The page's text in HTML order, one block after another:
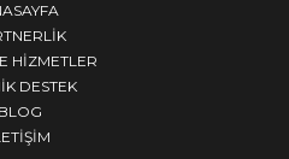
HİZMETLER
DESTEK
BLOG